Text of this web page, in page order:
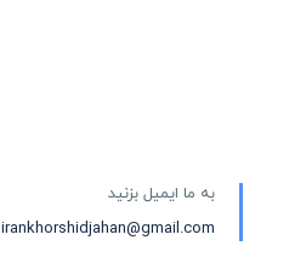
به ما ایمیل بزنید
irankhorshidjahan@gmail.com